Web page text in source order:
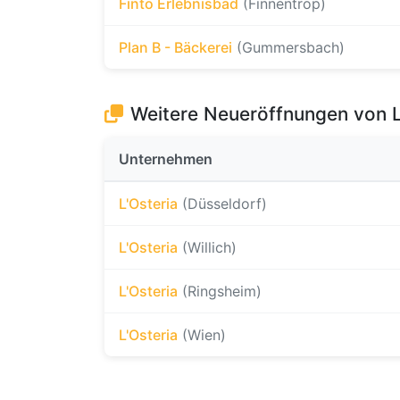
Finto Erlebnisbad (Finnentrop)
Plan B - Bäckerei (Gummersbach)
Weitere Neueröffnungen von
Unternehmen
L'Osteria (Düsseldorf)
L'Osteria (Willich)
L'Osteria (Ringsheim)
L'Osteria (Wien)